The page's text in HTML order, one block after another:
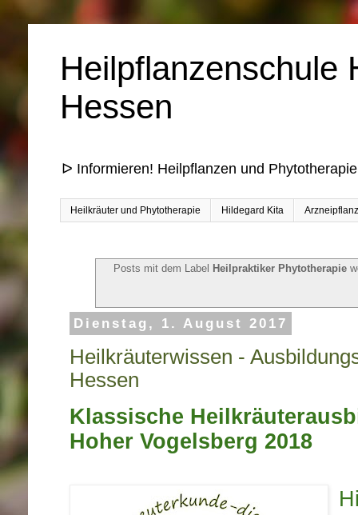
Heilpflanzenschule
Hessen
ᐅ Informieren! Heilpflanzen und
Heilkräuter und Phytotherapie Hildegard Kita
Posts mit dem Label Heilpraktiker Phytotherapie
Dienstag, 1. August 2017
Heilkräuterwissen -
Hessen
Klassische
Hoher Vogelsberg 2018